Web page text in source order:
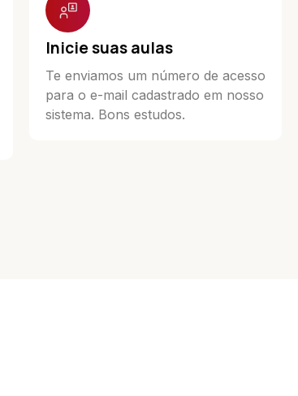
Inicie suas aulas
Te enviamos um número de acesso
para o e-mail cadastrado em nosso
sistema. Bons estudos.